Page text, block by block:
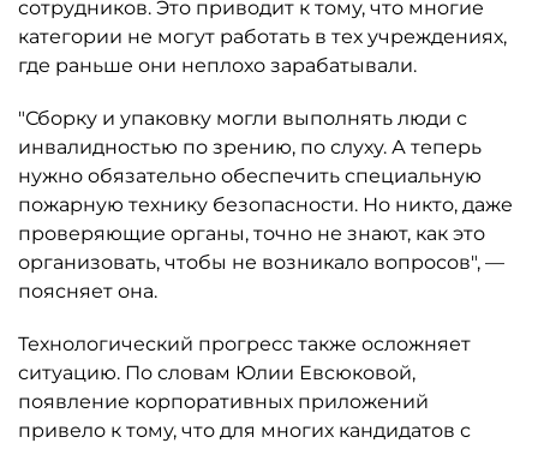
сотрудников. Это приводит к тому, что многие
категории не могут работать в тех учреждениях,
где раньше они неплохо зарабатывали.
"Сборку и упаковку могли выполнять люди с
инвалидностью по зрению, по слуху. А теперь
нужно обязательно обеспечить специальную
пожарную технику безопасности. Но никто, даже
проверяющие органы, точно не знают, как это
организовать, чтобы не возникало вопросов", —
поясняет она.
Технологический прогресс также осложняет
ситуацию. По словам Юлии Евсюковой,
появление корпоративных приложений
привело к тому, что для многих кандидатов с